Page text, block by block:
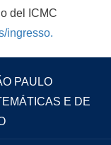
del ICMC
ingresso.
PAULO
E DE